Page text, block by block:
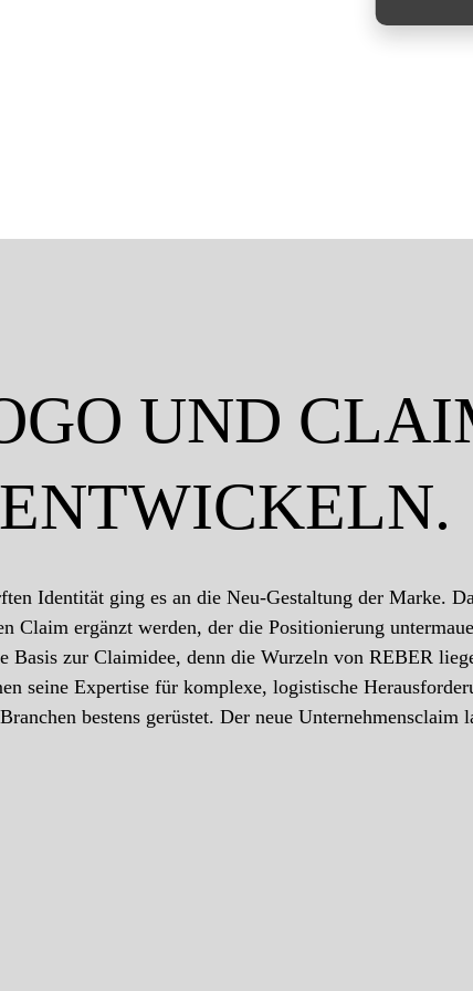
UND
ENTWICKELN.
Identität ging es an die Neu-Gestaltung der Marke.
Claim ergänzt werden, der diePositionierung
Basis zur Claimidee, denn die Wurzeln von REBER
seine Expertise für komplexe, logistische
bestens gerüstet. Der neue Unternehmensclaim